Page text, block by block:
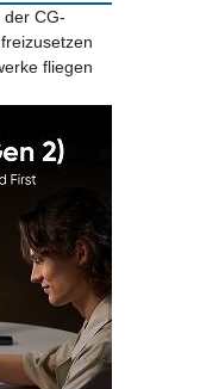
CG-
fliegen